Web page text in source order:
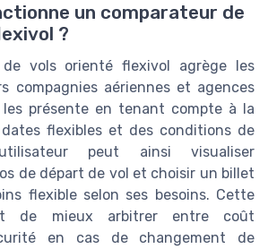
un comparateur de
?
de vols orienté flexivol agrège les
compagnies aériennes et agences
les présente en tenant compte à la
flexibles et des conditions de
peut ainsi visualiser
de départ de vol et choisir un billet
flexible selon ses besoins. Cette
de mieux arbitrer entre coût
en cas de changement de